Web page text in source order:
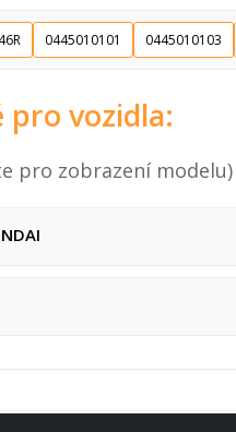
0445010101 0445010103
pro vozidla:
pro zobrazení modelu)